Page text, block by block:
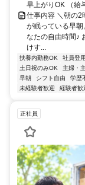
早上がりOK （給
仕事内容 ＼朝の2
が眠っている早
なたの自由時間♪
けす...
扶養内勤務OK 社員登
土日祝のみOK
主婦・
早朝
シフト自由 学歴
未経験者歓迎
経験者歓
正社員